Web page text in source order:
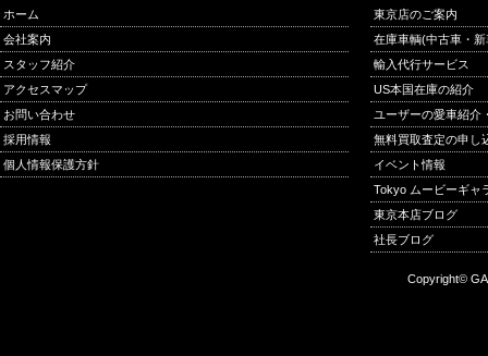
ホーム
会社案内
スタッフ紹介
アクセスマップ
お問い合わせ
採用情報
個人情報保護方針
東京店のご案内
在庫車輌(中古車・
輸入代行サービス
US本国在庫の紹介
ユーザーの愛車紹介
無料買取査定の申し
イベント情報
Tokyo ムービーギャ
東京本店ブログ
社長ブログ
Copyright©